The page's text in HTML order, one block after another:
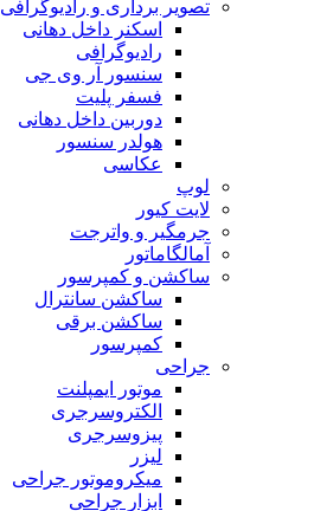
تصویر برداری و رادیوگرافی
اسکنر داخل دهانی
رادیوگرافی
سنسور آر وی جی
فسفر پلیت
دوربین داخل دهانی
هولدر سنسور
عکاسی
لوپ
لایت کیور
جرمگیر و واترجت
آمالگاماتور
ساکشن و کمپرسور
ساکشن سانترال
ساکشن برقی
کمپرسور
جراحی
موتور ایمپلنت
الکتروسرجری
پیزوسرجری
لیزر
میکروموتور جراحی
ابزار جراحی